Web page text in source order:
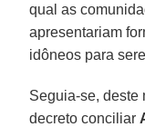
qual as
apresentariam
idôneos para
Seguia-se, deste
decreto conciliar